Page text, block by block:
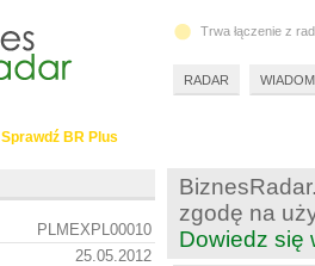
zgodę na
Dowiedz się
Sprawdź BR Plus
PLMEXPL00010
25.05.2012
Trwa łączenie z
RADAR